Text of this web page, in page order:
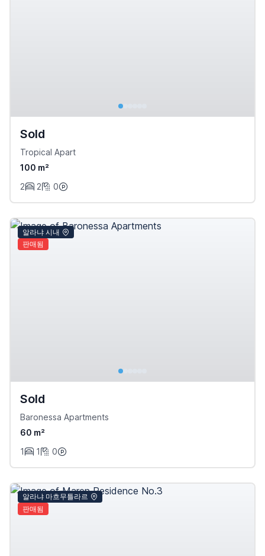
Sold
Tropical Apart
100 m²
2
2 0
알라냐 시내
판매됨
Sold
Baronessa Apartments
60 m²
1
1 0
알라냐 마흐무틀라르
판매됨